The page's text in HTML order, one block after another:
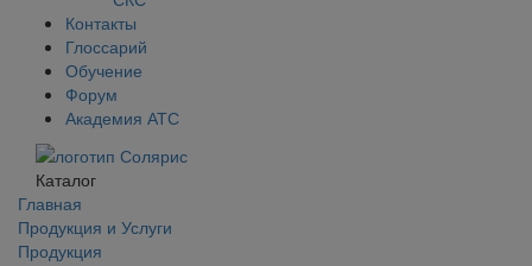
Контакты
Глоссарий
Обучение
Форум
Академия АТС
Каталог
Главная
Продукция и Услуги
Продукция